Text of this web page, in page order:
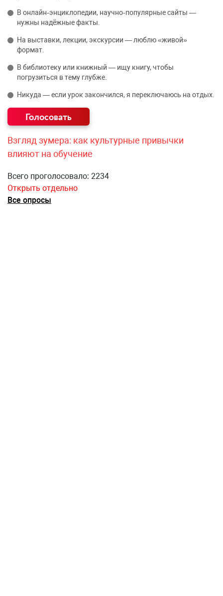
В онлайн‑энциклопедии, научно‑популярные сайты —
нужны надёжные факты.
На выставки, лекции, экскурсии — люблю «живой»
формат.
В библиотеку или книжный — ищу книгу, чтобы
погрузиться в тему глубже.
Никуда — если урок закончился, я переключаюсь на отдых.
Взгляд зумера: как культурные привычки
влияют на обучение
Всего проголосовало: 2234
Открыть отдельно
Все опросы